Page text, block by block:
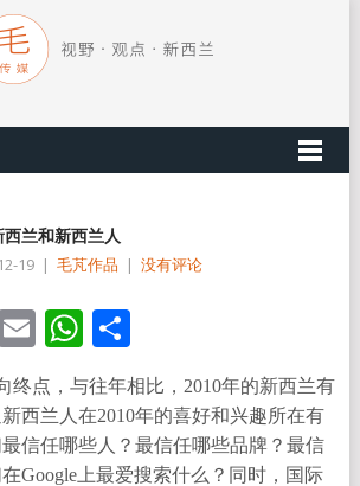
西兰和新西兰人
19 | 毛芃作品 | 没有评论
EmailWhatsApp
分
享
终点，与往年相比，2010年的新西兰有
西兰人在2010年的喜好和兴趣所在有
信任哪些人？最信任哪些品牌？最信
Google上最爱搜索什么？同时，国际